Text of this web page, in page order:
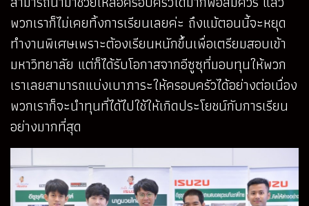
พวกเราก็ไม่เคยทิ้งการเรียนเลยค่ะ ถึงแม้ตอนนี้จะหยุด
ทำงานพิเศษเพราะต้องเรียนหนักขึ้นเพื่อเตรียมสอบเข้า
มหาวิทยาลัย แต่ก็ได้รับโอกาสจากอีซูซุที่มอบทุนให้พวก
เราเลยสามารถแบ่งเบาภาระให้ครอบครัวได้อย่างต่อเนื่อง
พวกเราก็จะนำทุนที่ได้ไปใช้ให้เกิดประโยชน์กับการเรียน
อย่างมากที่สุด